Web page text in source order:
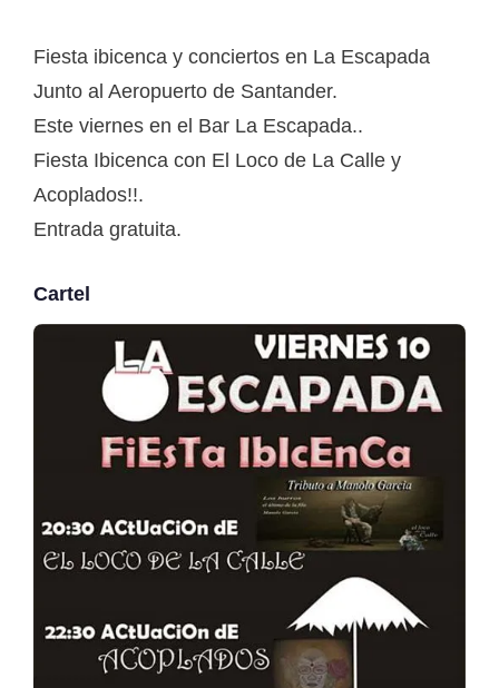
Fiesta ibicenca y conciertos en La Escapada
Junto al Aeropuerto de Santander.
Este viernes en el Bar La Escapada..
Fiesta Ibicenca con El Loco de La Calle y
Acoplados!!.
Entrada gratuita.
Cartel